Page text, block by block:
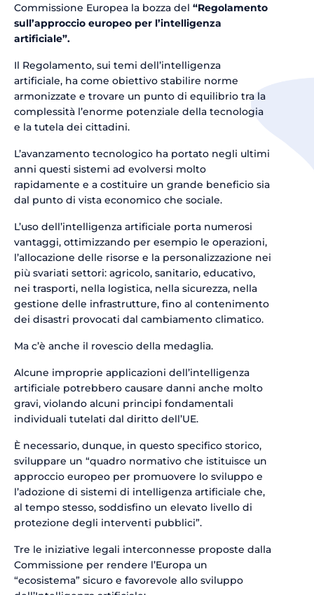
Commissione Europea la bozza del “Regolamento
sull’approccio europeo per l’intelligenza
artificiale”.
Il Regolamento, sui temi dell’intelligenza
artificiale, ha come obiettivo stabilire norme
armonizzate e trovare un punto di equilibrio tra la
complessità l’enorme potenziale della tecnologia
e la tutela dei cittadini.
L’avanzamento tecnologico ha portato negli ultimi
anni questi sistemi ad evolversi molto
rapidamente e a costituire un grande beneficio sia
dal punto di vista economico che sociale.
L’uso dell’intelligenza artificiale porta numerosi
vantaggi, ottimizzando per esempio le operazioni,
l’allocazione delle risorse e la personalizzazione nei
più svariati settori: agricolo, sanitario, educativo,
nei trasporti, nella logistica, nella sicurezza, nella
gestione delle infrastrutture, fino al contenimento
dei disastri provocati dal cambiamento climatico.
Ma c’è anche il rovescio della medaglia.
Alcune improprie applicazioni dell’intelligenza
artificiale potrebbero causare danni anche molto
gravi, violando alcuni principi fondamentali
individuali tutelati dal diritto dell’UE.
È necessario, dunque, in questo specifico storico,
sviluppare un “quadro normativo che istituisce un
approccio europeo per promuovere lo sviluppo e
l’adozione di sistemi di intelligenza artificiale che,
al tempo stesso, soddisfino un elevato livello di
protezione degli interventi pubblici”.
Tre le iniziative legali interconnesse proposte dalla
Commissione per rendere l’Europa un
“ecosistema” sicuro e favorevole allo sviluppo